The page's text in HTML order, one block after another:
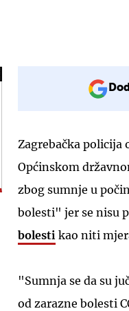
Zagrebačka policija
Općinskom
zbog sumnje u
bolesti" jer se nisu
bolesti kao niti
"Sumnja se da su
od zarazne bolesti